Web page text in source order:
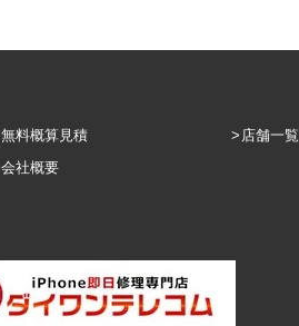
無料概算見積 店舗一覧
会社概要